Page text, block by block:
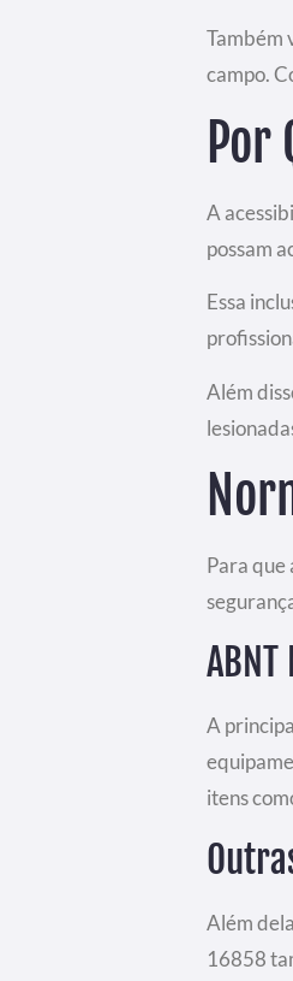
Também
campo.
Por
A
possam
Essa
Além
Para que
A
itens
Além
16858